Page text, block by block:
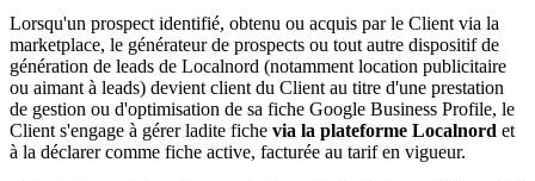
Lorsqu'un prospect identifié, obtenu ou acquis par le Client via la
marketplace, le générateur de prospects ou tout autre dispositif de
génération de leads de Localnord (notamment location publicitaire
ou aimant à leads) devient client du Client au titre d'une prestation
de gestion ou d'optimisation de sa fiche Google Business Profile, le
Client s'engage à gérer ladite fiche via la plateforme Localnord et
à la déclarer comme fiche active, facturée au tarif en vigueur.